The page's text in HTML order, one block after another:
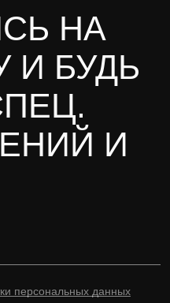
НА
И БУДЬ
И
персональных данных